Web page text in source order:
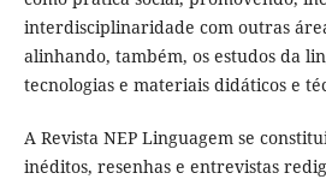
interdisciplinaridade com outras
alinhando, também, os estudos da
tecnologias e materiais didáticos e
A Revista NEP Linguagem se
inéditos, resenhas e entrevistas